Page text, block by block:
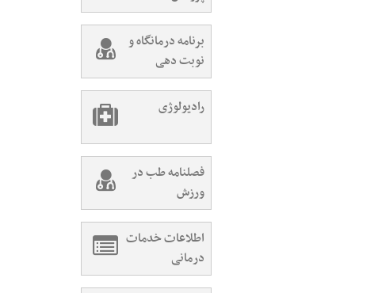
برنامه درمانگاه و
نوبت دهی
رادیولوژی
فصلنامه طب در
ورزش
اطلاعات خدمات
درمانی